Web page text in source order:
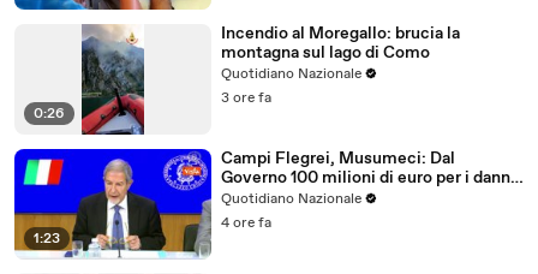
0:26
Incendio al Moregallo: brucia la
montagna sul lago di Como
Quotidiano Nazionale
3 ore fa
1:23
Campi Flegrei, Musumeci: Dal
Governo 100 milioni di euro per i danni
del sisma
Quotidiano Nazionale
4 ore fa